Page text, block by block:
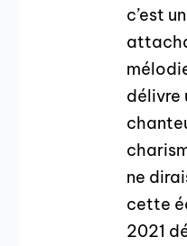
c’est
délivre
ne
cette
2021